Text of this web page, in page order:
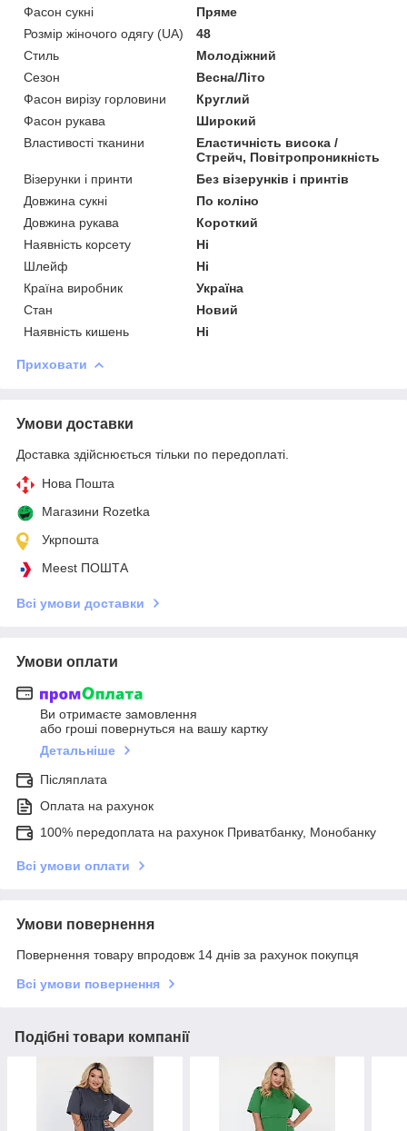
Фасон сукні
Пряме
Розмір жіночого одягу (UA)
48
Стиль
Молодіжний
Сезон
Весна/Літо
Фасон вирізу горловини
Круглий
Фасон рукава
Широкий
Властивості тканини
Еластичність висока /
Стрейч, Повітропроникність
Візерунки і принти
Без візерунків і принтів
Довжина сукні
По коліно
Довжина рукава
Короткий
Наявність корсету
Ні
Шлейф
Ні
Країна виробник
Україна
Стан
Новий
Наявність кишень
Ні
Приховати
Умови доставки
Доставка здійснюється тільки по передоплаті.
Нова Пошта
Магазини Rozetka
Укрпошта
Meest ПОШТА
Всі умови доставки
Умови оплати
Ви отримаєте замовлення
або гроші повернуться на вашу картку
Детальніше
Післяплата
Оплата на рахунок
100% передоплата на рахунок Приватбанку, Монобанку
Всі умови оплати
Умови повернення
Повернення товару впродовж 14 днів за рахунок покупця
Всі умови повернення
Подібні товари компанії